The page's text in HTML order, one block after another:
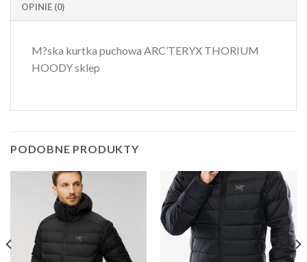
OPINIE (0)
M?ska kurtka puchowa ARC’TERYX THORIUM
HOODY sklep
PODOBNE PRODUKTY